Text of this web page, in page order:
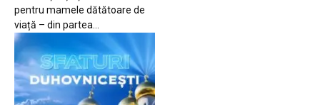
pentru mamele dătătoare de
viață – din partea...